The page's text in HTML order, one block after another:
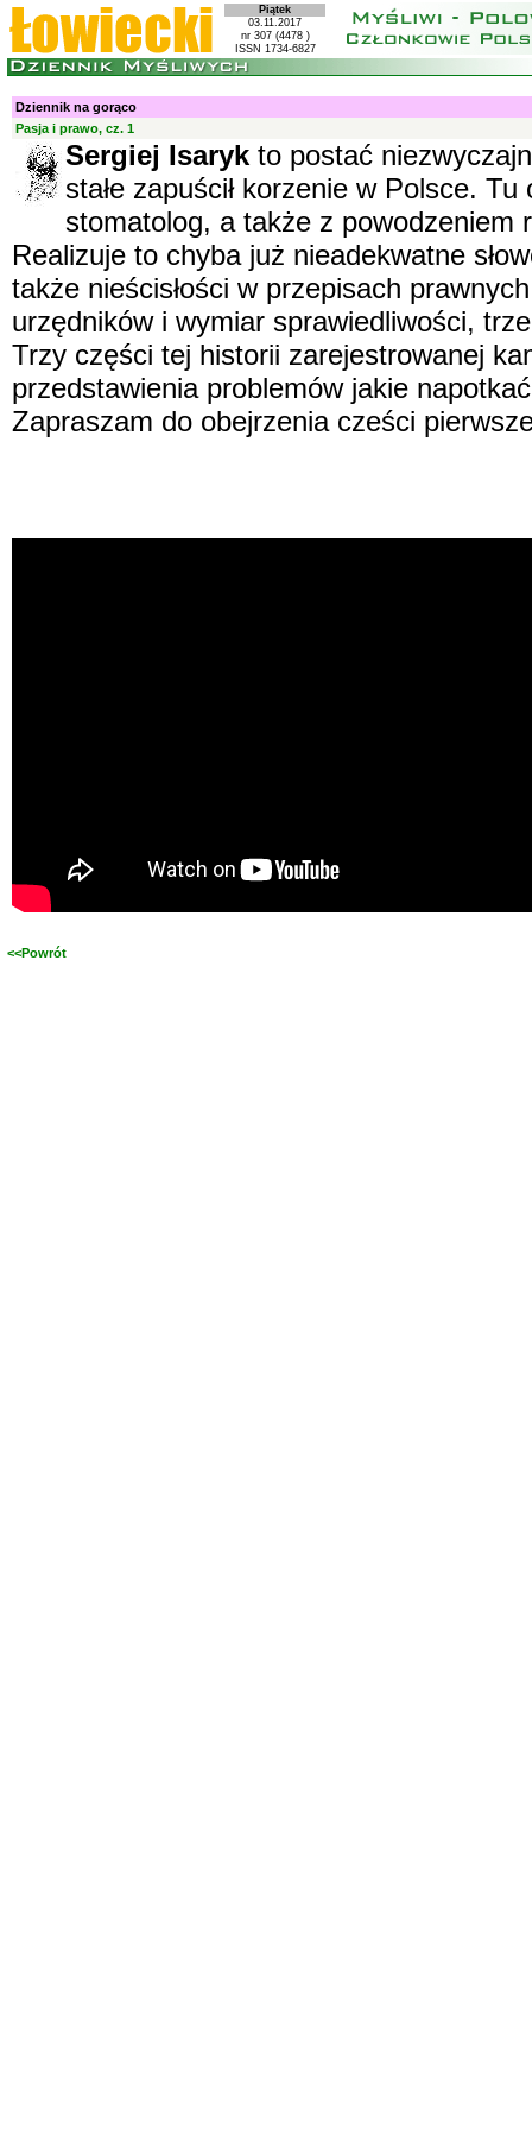
Piątek
03.11.2017
nr 307 (4478 )
ISSN 1734-6827
Dziennik na gorąco
Pasja i prawo, cz. 1
Sergiej Isaryk to postać
stałe zapuścił korzenie w Polsce.
stomatolog, a także z powodzeniem
Realizuje to chyba już nieadekwatne
także nieścisłości w przepisach
urzędników i wymiar sprawiedliwości,
Trzy części tej historii zarejestrowanej
przedstawienia problemów jakie
Zapraszam do obejrzenia cześci
<<Powrót